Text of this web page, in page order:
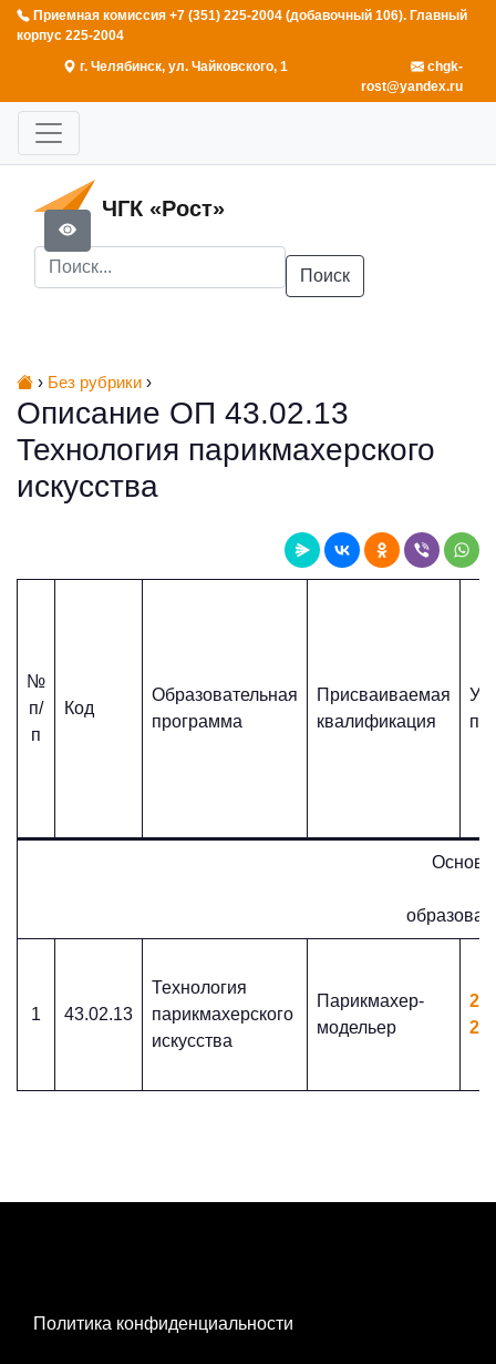
Приемная комиссия +7 (351) 225-2004 (добавочный 106). Главный
корпус 225-2004
г. Челябинск, ул. Чайковского, 1
chgk-
rost@yandex.ru
ЧГК «Рост»
Поиск
› Без рубрики ›
Описание ОП 43.02.13
Технология парикмахерского
искусства
№
п/
п
Код
Образовательная
программа
Присваиваемая
квалификация
Уч.
1 43.02.13
Технология
парикмахерского
искусства
Парикмахер-
модельер
Политика конфиденциальности